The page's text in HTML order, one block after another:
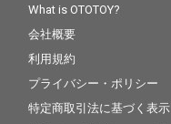
What is OTOTOY?
会社概要
利用規約
プライバシー・ポリシー
特定商取引法に基づく表示